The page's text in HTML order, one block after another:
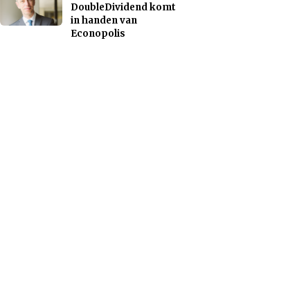
DoubleDividend komt
in handen van
Econopolis